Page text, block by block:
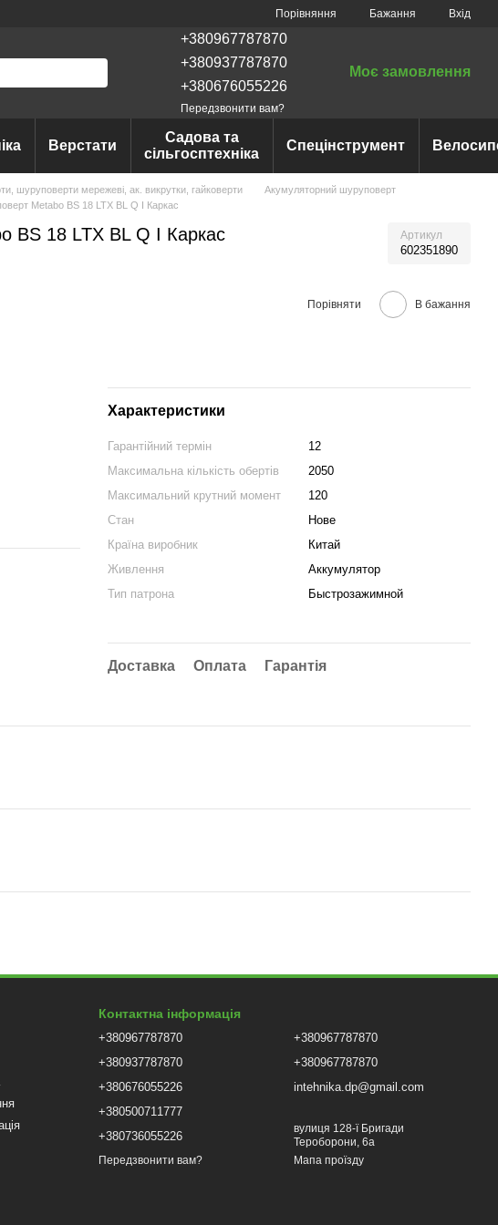
Порівняння Бажання Вхід
+380967787870
+380937787870
+380676055226
Передзвонити вам?
Моє замовлення
Верстати
Садова та
сільгосптехніка
Спецінструмент
шуруповерти мережеві, ак. викрутки, гайковерти
Акумуляторний шуруповерт
Metabo BS 18 LTX BL Q I Каркас
BS 18 LTX BL Q I Каркас Артикул
602351890
Порівняти В бажання
Характеристики
Гарантійний термін
12
Максимальна кількість обертів
2050
Максимальний крутний момент
120
Стан
Нове
Країна виробник
Китай
Живлення
Аккумулятор
Тип патрона
Быстрозажимной
Доставка Оплата Гарантія
Контактна інформація
+380967787870
+380937787870
+380676055226
+380500711777
+380736055226
Передзвонити вам?
+380967787870
+380967787870
intehnika.dp@gmail.com
вулиця 128-ї Бригади
Тероборони, 6а
Мапа проїзду